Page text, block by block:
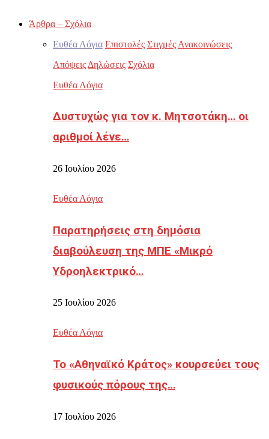
Άρθρα – Σχόλια
Ευθέα Λόγια Επιστολές Στιγμές Ανακοινώσεις
Απόψεις Δηλώσεις Σχόλια
Ευθέα Λόγια
Δυστυχώς για τον κ. Μητσοτάκη… οι
αριθμοί λένε…
26 Ιουλίου 2026
Ευθέα Λόγια
Παρατηρήσεις στη δημόσια
διαβούλευση της ΜΠΕ «Μικρό
Υδροηλεκτρικό…
25 Ιουλίου 2026
Ευθέα Λόγια
Το «Αθηναϊκό Κράτος» κουρσεύει τους
φυσικούς πόρους της…
17 Ιουλίου 2026